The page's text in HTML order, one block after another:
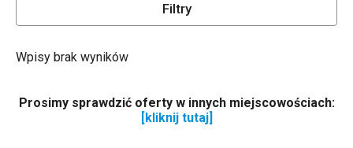
Filtry
Wpisy brak wyników
Prosimy sprawdzić oferty w innych miejscowościach:
[kliknij tutaj]